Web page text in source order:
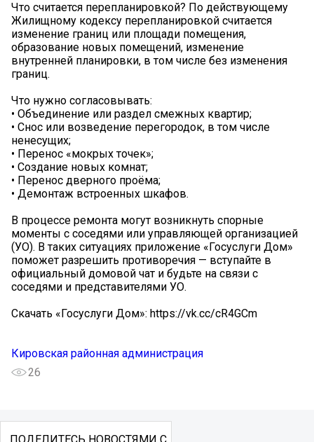
Что считается перепланировкой? По действующему
Жилищному кодексу перепланировкой считается
изменение границ или площади помещения,
образование новых помещений, изменение
внутренней планировки, в том числе без изменения
границ.
Что нужно согласовывать:
• Объединение или раздел смежных квартир;
• Снос или возведение перегородок, в том числе
ненесущих;
• Перенос «мокрых точек»;
• Создание новых комнат;
• Перенос дверного проёма;
• Демонтаж встроенных шкафов.
В процессе ремонта могут возникнуть спорные
моменты с соседями или управляющей организацией
(УО). В таких ситуациях приложение «Госуслуги Дом»
поможет разрешить противоречия — вступайте в
официальный домовой чат и будьте на связи с
соседями и представителями УО.
Скачать «Госуслуги Дом»: https://vk.cc/cR4GCm
Кировская районная администрация
26